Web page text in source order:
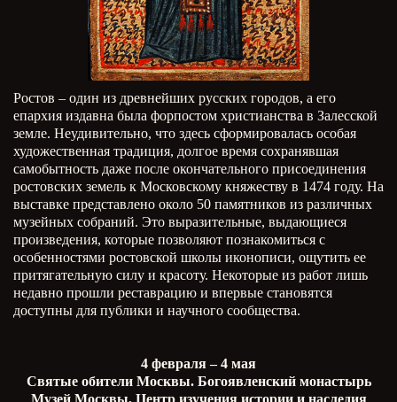
Ростов – один из древнейших русских городов, а его
епархия издавна была форпостом христианства в Залесской
земле. Неудивительно, что здесь сформировалась особая
художественная традиция, долгое время сохранявшая
самобытность даже после окончательного присоединения
ростовских земель к Московскому княжеству в 1474 году. На
выставке представлено около 50 памятников из различных
музейных собраний. Это выразительные, выдающиеся
произведения, которые позволяют познакомиться с
особенностями ростовской школы иконописи, ощутить ее
притягательную силу и красоту. Некоторые из работ лишь
недавно прошли реставрацию и впервые становятся
доступны для публики и научного сообщества.
4 февраля – 4 мая
Святые обители Москвы. Богоявленский монастырь
Музей Москвы, Центр изучения истории и наследия